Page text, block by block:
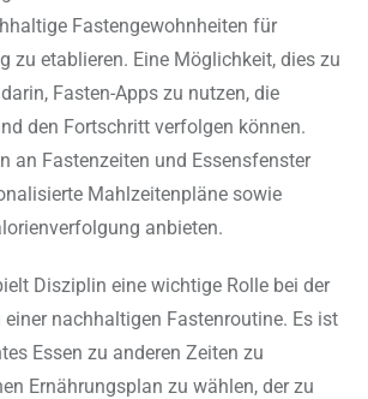
Fastengewohnheiten für
zu etablieren. Eine Möglichkeit, dies zu
Fasten-Apps zu nutzen, die
den Fortschritt verfolgen können.
an Fastenzeiten und Essensfenster
Mahlzeitenpläne sowie
anbieten.
Disziplin eine wichtige Rolle bei der
nachhaltigen Fastenroutine. Es ist
Essen zu anderen Zeiten zu
Ernährungsplan zu wählen, der zu